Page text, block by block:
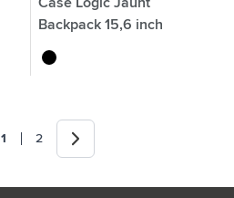
Backpack 15,6 inch
noir
Sie lesen gerade die Seite
1 Seite
2 Weiter